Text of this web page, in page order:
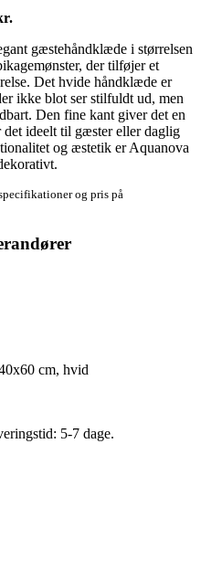
gæstehåndklæde i størrelsen
der tilføjer et
Det hvide håndklæde er
ikke blot ser stilfuldt ud, men
Den fine kant giver det en
det ideelt til gæster eller daglig
og æstetik er Aquanova
og pris på
cm, hvid
5-7 dage.